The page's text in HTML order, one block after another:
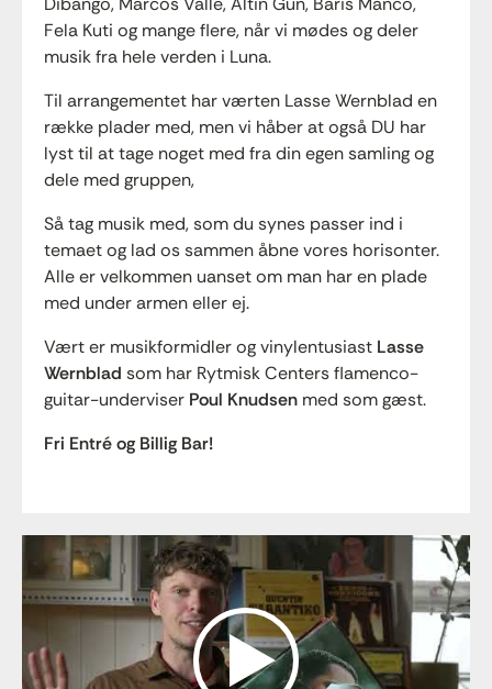
Fela Kuti og mange flere, når vi mødes og deler
musik fra hele verden i Luna.
Til arrangementet har værten Lasse Wernblad en
række plader med, men vi håber at også DU har
lyst til at tage noget med fra din egen samling og
dele med gruppen,
Så tag musik med, som du synes passer ind i
temaet og lad os sammen åbne vores horisonter.
Alle er velkommen uanset om man har en plade
med under armen eller ej.
Vært er musikformidler og vinylentusiast Lasse
Wernblad som har Rytmisk Centers flamenco-
guitar-underviser Poul Knudsen med som gæst.
Fri Entré og Billig Bar!